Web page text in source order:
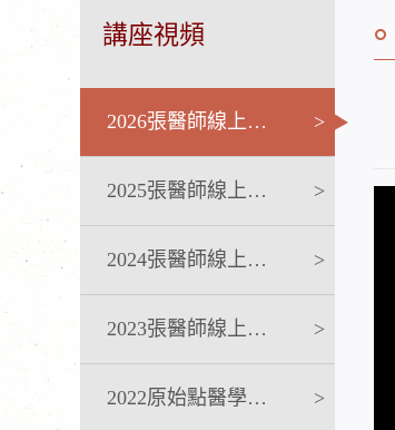
講座視頻
2026張醫師線上課程 >
2025張醫師線上課程 >
2024張醫師線上課程 >
2023張醫師線上課程 >
2022原始點醫學完整版講座 >